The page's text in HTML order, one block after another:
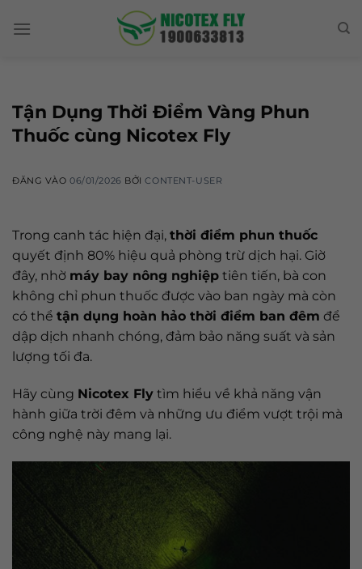
Tận Dụng Thời Điểm Vàng Phun
Thuốc cùng Nicotex Fly
ĐĂNG VÀO06/01/2026 BỞICONTENT-USER
Trong canh tác hiện đại, thời điểm phun thuốc
quyết định 80% hiệu quả phòng trừ dịch hại. Giờ
đây, nhờ máy bay nông nghiệp tiên tiến, bà con
không chỉ phun thuốc được vào ban ngày mà còn
có thể tận dụng hoàn hảo thời điểm ban đêm để
dập dịch nhanh chóng, đảm bảo năng suất và sản
lượng tối đa.
Hãy cùng Nicotex Fly tìm hiểu về khả năng vận
hành giữa trời đêm và những ưu điểm vượt trội mà
công nghệ này mang lại.